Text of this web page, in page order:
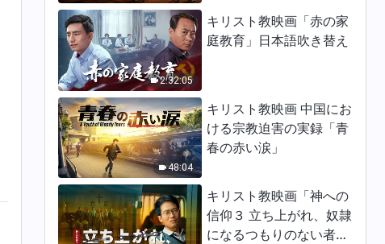
11:57
教会映画：たゆまず働くこと
は、天にいますわが父の御旨を
行なっていると言えるのでしょ
うか？（ハイライト）
22:59
教会映画：救われることと天国
に入ることの関係は何か（ハイ
ライト）
30:36
教会映画：終わりの日の裁きを
受け入れずして神の国に入れる
のか（ハイライト）
2:32:05
キリスト教映画「赤の家
庭教育」日本語吹き替え
48:04
キリスト教映画 中国にお
ける宗教迫害の実録「青
春の赤い涙」
キリスト教映画「神への
信仰３ 立ち上がれ、奴隷
になるつもりのない者た